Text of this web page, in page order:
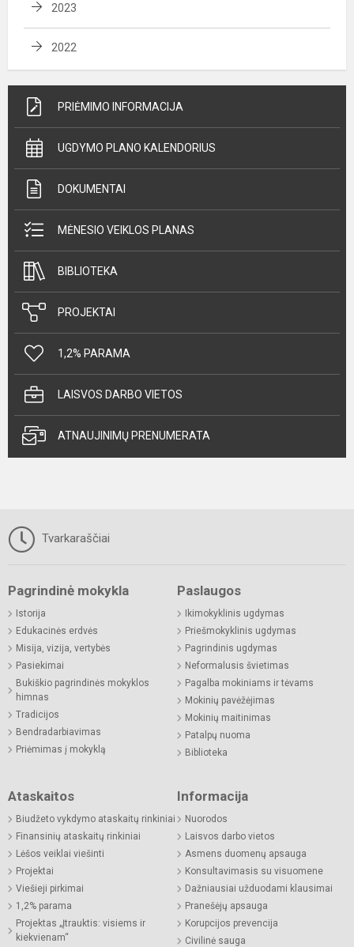
2023
2022
PRIĖMIMO INFORMACIJA
UGDYMO PLANO KALENDORIUS
DOKUMENTAI
MĖNESIO VEIKLOS PLANAS
BIBLIOTEKA
PROJEKTAI
1,2% PARAMA
LAISVOS DARBO VIETOS
ATNAUJINIMŲ PRENUMERATA
Tvarkaraščiai
Pagrindinė mokykla
Istorija
Edukacinės erdvės
Misija, vizija, vertybės
Pasiekimai
Bukiškio pagrindinės mokyklos
himnas
Tradicijos
Bendradarbiavimas
Priėmimas į mokyklą
Paslaugos
Ikimokyklinis ugdymas
Priešmokyklinis ugdymas
Pagrindinis ugdymas
Neformalusis švietimas
Pagalba mokiniams ir tėvams
Mokinių pavėžėjimas
Mokinių maitinimas
Patalpų nuoma
Biblioteka
Ataskaitos
Biudžeto vykdymo ataskaitų rinkiniai
Finansinių ataskaitų rinkiniai
Lėšos veiklai viešinti
Projektai
Viešieji pirkimai
1,2% parama
Projektas „Įtrauktis: visiems ir
kiekvienam“
Informacija
Nuorodos
Laisvos darbo vietos
Asmens duomenų apsauga
Konsultavimasis su visuomene
Dažniausiai užduodami klausimai
Pranešėjų apsauga
Korupcijos prevencija
Civilinė sauga